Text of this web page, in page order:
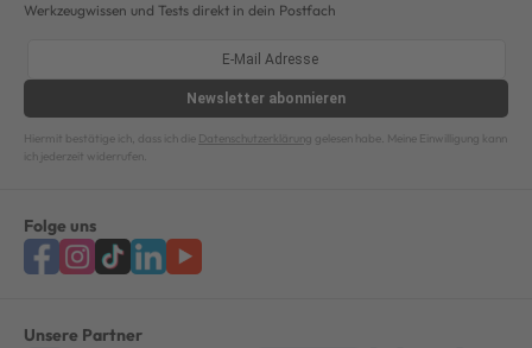
Werkzeugwissen und Tests direkt in dein Postfach
Newsletter abonnieren
Hiermit bestätige ich, dass ich die Datenschutzerklärung gelesen habe. Meine Einwilligung kann
ich jederzeit widerrufen.
Folge uns
Unsere Partner